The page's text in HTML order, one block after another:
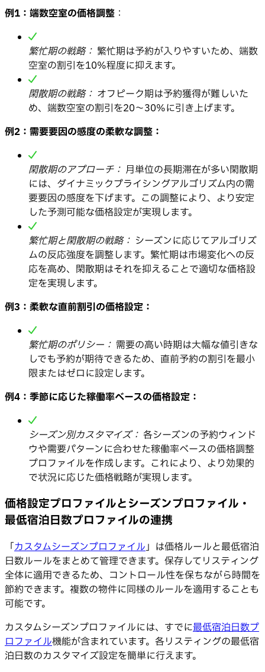
例1：端数空室の価格調整 ：
繁忙期の戦略： 繁忙期は予約が入りやすいため、端数
空室の割引を10%程度に抑えます。
閑散期の戦略： オフピーク期は予約獲得が難しいた
め、端数空室の割引を20〜30%に引き上げます。
例2：需要要因の感度の柔軟な調整：
閑散期のアプローチ： 月単位の長期滞在が多い閑散期
には、ダイナミックプライシングアルゴリズム内の需
要要因の感度を下げます。この調整により、より安定
した予測可能な価格設定が実現します。
繁忙期と閑散期の戦略： シーズンに応じてアルゴリズ
ムの反応強度を調整します。繁忙期は市場変化への反
応を高め、閑散期はそれを抑えることで適切な価格設
定を実現します。
例3：柔軟な直前割引の価格設定：
繁忙期のポリシー： 需要の高い時期は大幅な値引きな
しでも予約が期待できるため、直前予約の割引を最小
限またはゼロに設定します。
例4：季節に応じた稼働率ベースの価格設定：
シーズン別カスタマイズ： 各シーズンの予約ウィンド
ウや需要パターンに合わせた稼働率ベースの価格調整
プロファイルを作成します。これにより、より効果的
で状況に応じた価格戦略が実現します。
価格設定プロファイルとシーズンプロファイル・
最低宿泊日数プロファイルの連携
「カスタムシーズンプロファイル」は価格ルールと最低宿泊
日数ルールをまとめて管理できます。保存してリスティング
全体に適用できるため、コントロール性を保ちながら時間を
節約できます。複数の物件に同様のルールを適用することも
可能です。
カスタムシーズンプロファイルには、すでに最低宿泊日数プ
ロファイル機能が含まれています。各リスティングの最低宿
泊日数のカスタマイズ設定を簡単に行えます。